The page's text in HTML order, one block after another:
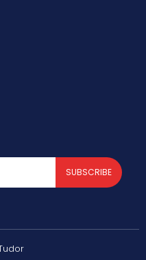
SUBSCRIBE